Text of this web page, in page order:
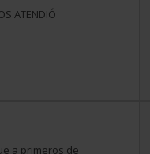
ATENDIÓ
a primeros de